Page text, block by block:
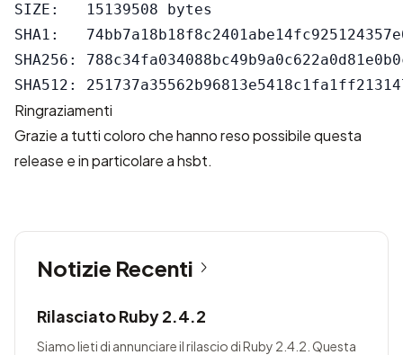
SIZE:   15139508 bytes
SHA1:
SHA256:
Ringraziamenti
Grazie a tutti coloro che hanno reso possibile questa
release e in particolare a hsbt.
Notizie Recenti
Rilasciato Ruby 2.4.2
Siamo lieti di annunciare il rilascio di Ruby 2.4.2. Questa